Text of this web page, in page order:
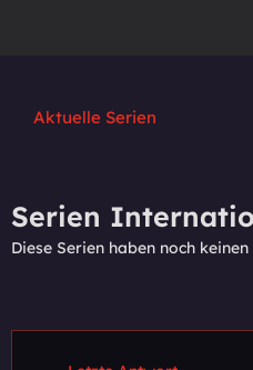
Aktuelle Serien
Serien
Diese Serien haben noch